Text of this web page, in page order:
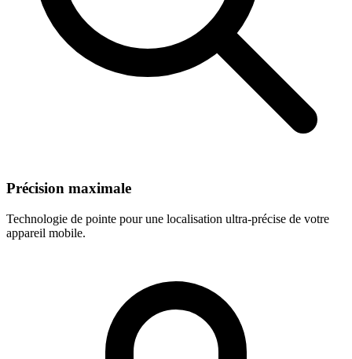
Précision maximale
Technologie de pointe pour une localisation ultra-précise de votre
appareil mobile.